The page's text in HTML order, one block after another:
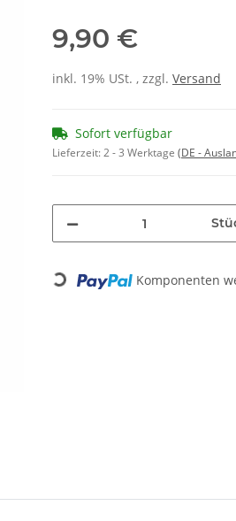
9,90 €
inkl. 19% USt. , zzgl. Versand
Sofort verfügbar
Lieferzeit:2 - 3 Werktage (DE -
Loading... Komponenten